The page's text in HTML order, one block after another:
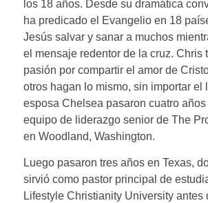
los 18 años. Desde su dramática
ha predicado el Evangelio en 18
Jesús salvar y sanar a muchos
el mensaje redentor de la cruz. Chris
pasión por compartir el amor de
otros hagan lo mismo, sin importar el
esposa Chelsea pasaron cuatro años
equipo de liderazgo senior de The
en Woodland, Washington.
Luego pasaron tres años en Texas,
sirvió como pastor principal de
Lifestyle Christianity University antes